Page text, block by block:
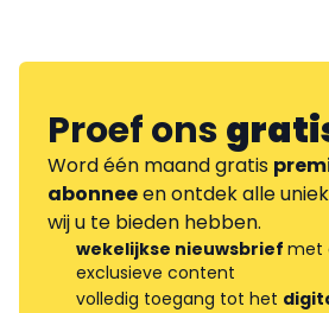
Proef ons
Word één maand gratis
abonneeen ontdek alle
wij u te bieden hebben.
wekelijkse nieuwsbrief met
exclusieve content
volledig toegang tot het